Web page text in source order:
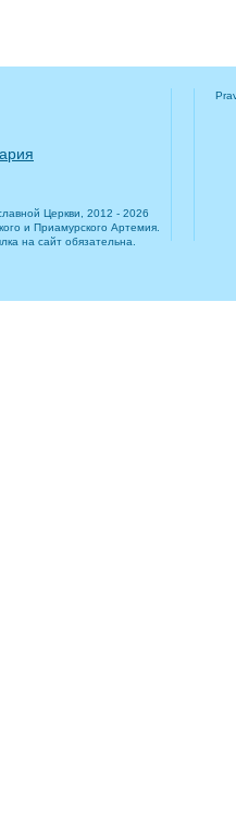
Церкви, 2012 - 2026
и Приамурского Артемия.
на сайт обязательна.